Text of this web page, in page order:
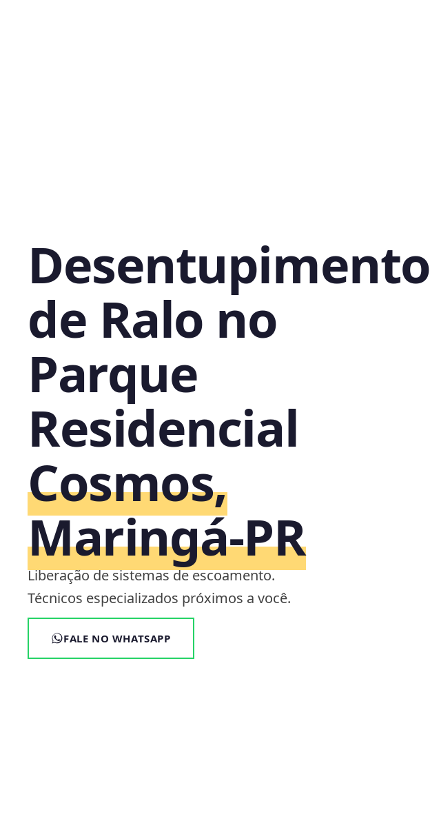
Desentupimento
de Ralo no
Parque
Residencial
Cosmos,
Maringá‑PR
Liberação de sistemas de escoamento.
Técnicos especializados próximos a você.
FALE NO WHATSAPP